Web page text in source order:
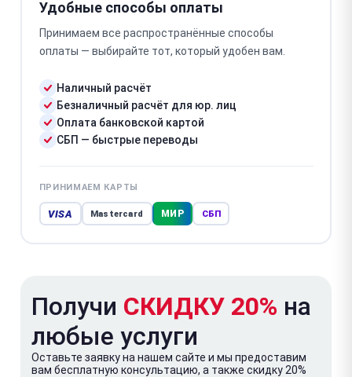
Удобные способы оплаты
Принимаем все распространённые способы
оплаты — выбирайте тот, который удобен вам.
Наличный расчёт
Безналичный расчёт для юр. лиц
Оплата банковской картой
СБП — быстрые переводы
ПРИНИМАЕМ КАРТЫ
VISA Mastercard МИР СБП
Получи СКИДКУ 20% на
любые услуги
Оставьте заявку на нашем сайте и мы предоставим
вам бесплатную консультацию, а также скидку 20%